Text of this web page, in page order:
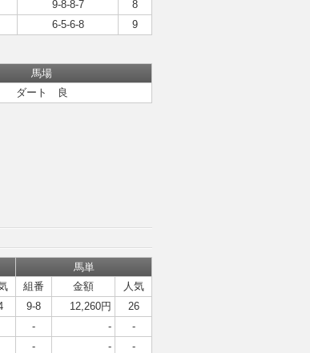
9-8-8-7
8
6-5-6-8 9
馬場
ダート 良
馬単
組番 金額
人気
9-8 12,260円
26
- -
-
- - -